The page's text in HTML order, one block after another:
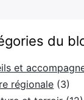
du
et
régionale (3)